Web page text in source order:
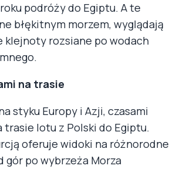
podróży do Egiptu. A te
błękitnym morzem, wyglądają
klejnoty rozsiane po wodach
na trasie
styku Europy i Azji, czasami
trasie lotu z Polski do Egiptu.
oferuje widoki na różnorodne
gór po wybrzeża Morza